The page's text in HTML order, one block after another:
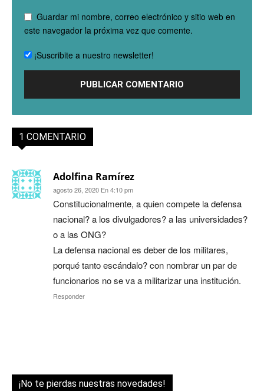
1 COMENTARIO
Adolfina Ramírez
agosto 26, 2020 En 4:10 pm
Constitucionalmente, a quien compete la defensa
nacional? a los divulgadores? a las universidades?
o a las ONG?
La defensa nacional es deber de los militares,
porqué tanto escándalo? con nombrar un par de
funcionarios no se va a militarizar una institución.
Responder
Guardar mi nombre, correo electrónico y sitio web en
este navegador la próxima vez que comente.
¡Suscribite a nuestro newsletter!
¡No te pierdas nuestras novedades!